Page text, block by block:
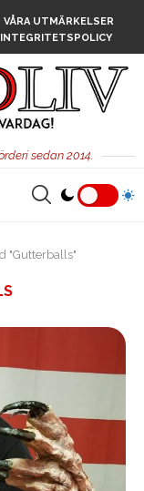
VÅRA UTMÄRKELSER
INTEGRITETSPOLICY
sedan 2014.
"Gutterballs"